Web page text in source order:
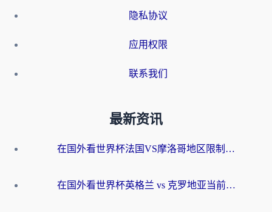
隐私协议
应用权限
联系我们
最新资讯
在国外看世界杯法国VS摩洛哥地区限制？这篇指南让你流畅看中文解说无压力
在国外看世界杯英格兰 vs 克罗地亚当前地区不可播放？这篇指南帮你搞定所有海外观赛难题